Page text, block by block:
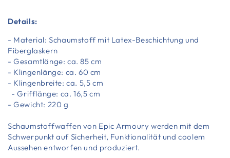
Details:
- Material: Schaumstoff mit Latex-Beschichtung und
Fiberglaskern
- Gesamtlänge: ca. 85 cm
- Klingenlänge: ca. 60 cm
- Klingenbreite: ca. 5,5 cm
- Grifflänge: ca. 16,5 cm
- Gewicht: 220 g
Schaumstoffwaffen von Epic Armoury werden mit dem
Schwerpunkt auf Sicherheit, Funktionalität und coolem
Aussehen entworfen und produziert.